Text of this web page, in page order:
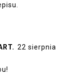
22 sierpnia